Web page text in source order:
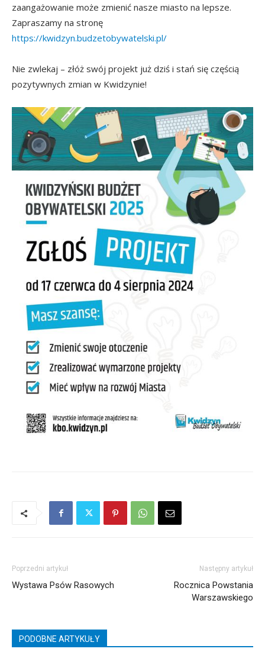
zaangażowanie może zmienić nasze miasto na lepsze.
Zapraszamy na stronę
https://kwidzyn.budzetobywatelski.pl/
Nie zwlekaj – złóż swój projekt już dziś i stań się częścią
pozytywnych zmian w Kwidzynie!
Poprzedni artykuł
Wystawa Psów Rasowych
Następny artykuł
Rocznica Powstania
Warszawskiego
PODOBNE ARTYKUŁY